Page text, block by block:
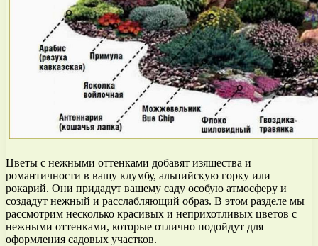
Цветы с нежными оттенками добавят изящества и
романтичности в вашу клумбу, альпийскую горку или
рокарий. Они придадут вашему саду особую атмосферу и
создадут нежный и расслабляющий образ. В этом разделе мы
рассмотрим несколько красивых и неприхотливых цветов с
нежными оттенками, которые отлично подойдут для
оформления садовых участков.